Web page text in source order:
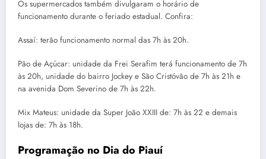
Os supermercados também divulgaram o horário de
funcionamento durante o feriado estadual. Confira:
Assaí: terão funcionamento normal das 7h às 20h.
Pão de Açúcar: unidade da Frei Serafim terá funcionamento de 7h
às 20h, unidade do bairro Jockey e São Cristóvão de 7h às 21h e
na avenida Dom Severino de 7h às 22h.
Mix Mateus: unidade da Super João XXIII de: 7h às 22 e ⁠demais
lojas de: 7h às 18h.
Programação no Dia do Piauí